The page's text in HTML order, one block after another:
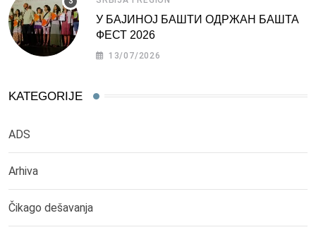
У БАЈИНОЈ БАШТИ ОДРЖАН БАШТА
ФЕСТ 2026
13/07/2026
KATEGORIJE
ADS
Arhiva
Čikago dešavanja